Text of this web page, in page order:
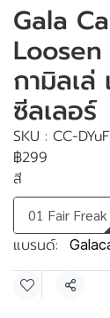
Gala
กามิลเ
ซีลเลอร์
SKU : CC-
฿299
สี
01 Fair Freak
แบรนด์:
แชร์